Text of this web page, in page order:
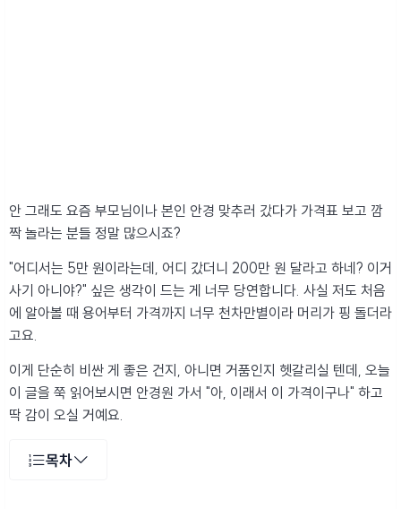
안 그래도 요즘 부모님이나 본인 안경 맞추러 갔다가 가격표 보고 깜
짝 놀라는 분들 정말 많으시죠?
"어디서는 5만 원이라는데, 어디 갔더니 200만 원 달라고 하네? 이거
사기 아니야?" 싶은 생각이 드는 게 너무 당연합니다. 사실 저도 처음
에 알아볼 때 용어부터 가격까지 너무 천차만별이라 머리가 핑 돌더라
고요.
이게 단순히 비싼 게 좋은 건지, 아니면 거품인지 헷갈리실 텐데, 오늘
이 글을 쭉 읽어보시면 안경원 가서 "아, 이래서 이 가격이구나" 하고
딱 감이 오실 거예요.
목차